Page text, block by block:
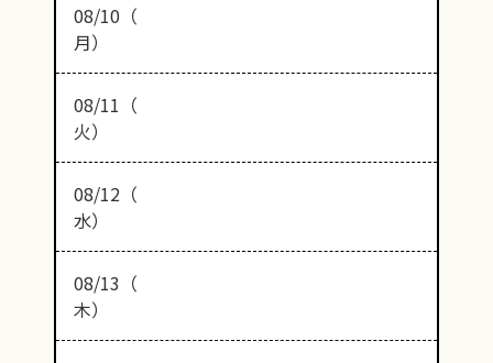
08/10（
月）
08/11（
火）
08/12（
水）
08/13（
木）